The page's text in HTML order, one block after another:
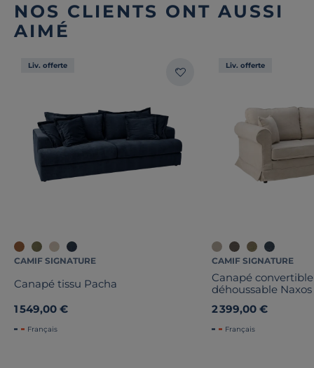
NOS CLIENTS ONT AUSSI
AIMÉ
Liv. offerte
CAMIF SIGNATURE
Canapé tissu Pacha
1 549,00 €
Français
Liv. offerte
CAMIF SIGNATURE
Canapé
déhoussable Naxos
2 399,00 €
Français